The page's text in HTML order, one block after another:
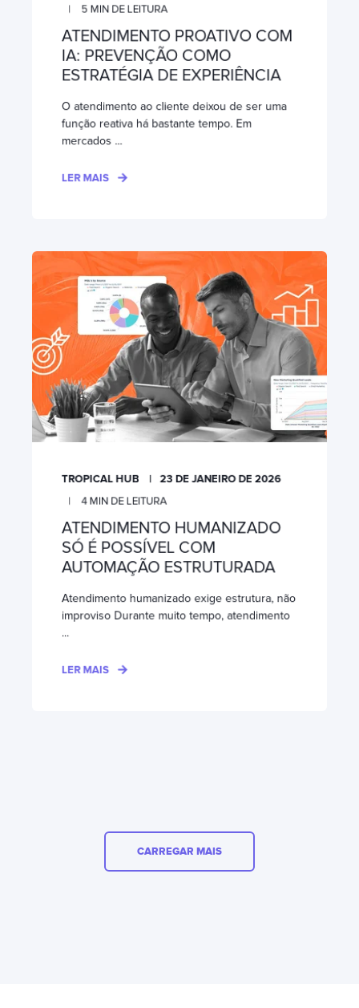
5 MIN DE LEITURA
ATENDIMENTO PROATIVO COM
IA: PREVENÇÃO COMO
ESTRATÉGIA DE EXPERIÊNCIA
O atendimento ao cliente deixou de ser uma
função reativa há bastante tempo. Em
mercados ...
LER MAIS
TROPICAL HUB 23 DE JANEIRO DE 2026
4MIN DE LEITURA
ATENDIMENTO HUMANIZADO
SÓ É POSSÍVEL COM
AUTOMAÇÃO ESTRUTURADA
Atendimento humanizado exige estrutura, não
improviso Durante muito tempo, atendimento
...
LER MAIS
CARREGAR MAIS